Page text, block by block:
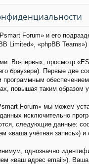
Forum» и его
Limited», «phpBB
Во-первых, просмотр
браузера). Первые две
повышая таким образом
Forum» мы можем
исключительно
следующие данные:
«ваша учётная запись»)
однозначно
«ваш адрес email»).